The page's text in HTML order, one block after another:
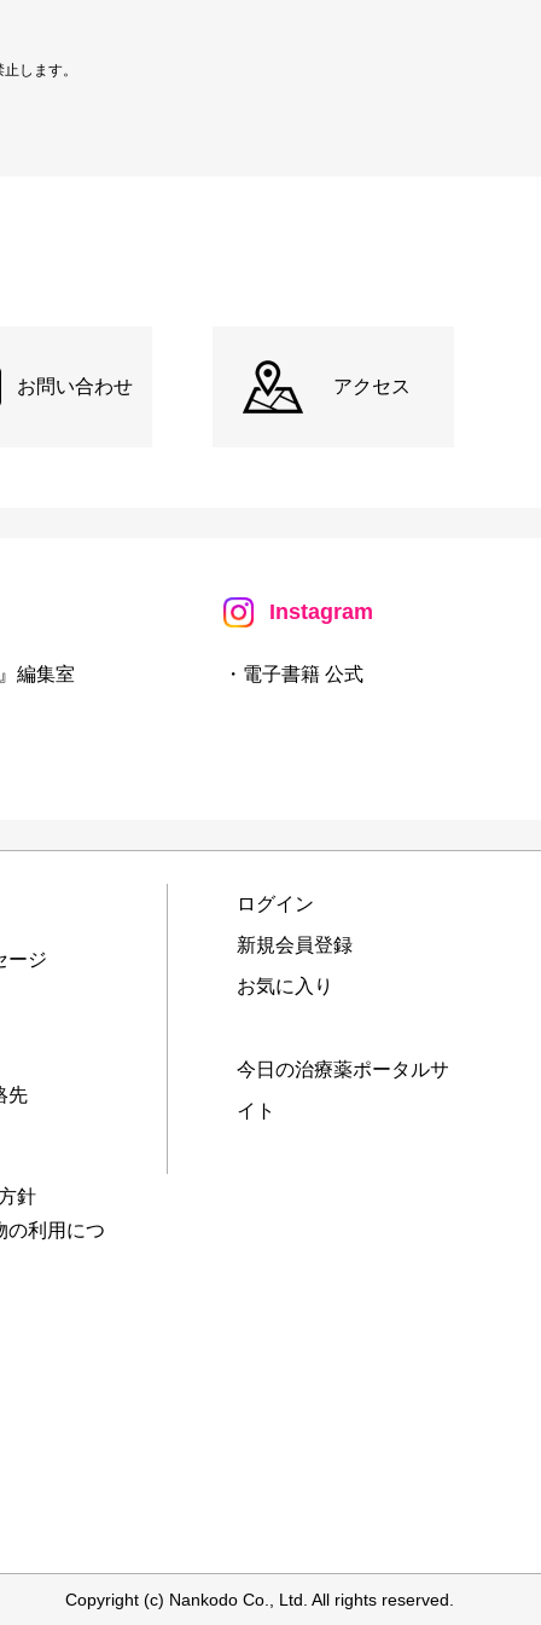
します。
お問い合わせ アクセス
編集室
Instagram
・電子書籍 公式
ージ
先
針
の利用につ
ログイン
新規会員登録
お気に入り
今日の治療薬ポータルサ
イト
Copyright (c) Nankodo Co., Ltd. All rights reserved.